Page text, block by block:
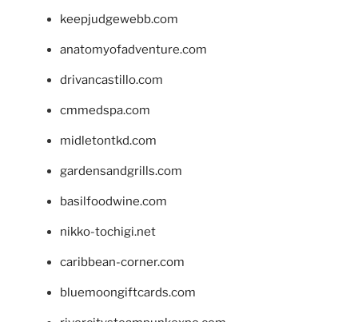
keepjudgewebb.com
anatomyofadventure.com
drivancastillo.com
cmmedspa.com
midletontkd.com
gardensandgrills.com
basilfoodwine.com
nikko-tochigi.net
caribbean-corner.com
bluemoongiftcards.com